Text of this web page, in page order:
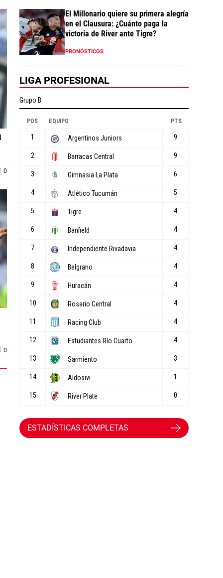
0
0
El Millonario quiere su primera alegría
en el Clausura: ¿Cuánto paga la
victoria de River ante Tigre?
PRONÓSTICOS
LIGA PROFESIONAL
ESTADÍSTICAS COMPLETAS